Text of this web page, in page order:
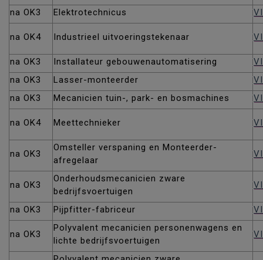
na OK3
Elektrotechnicus
na OK4 Industrieel uitvoeringstekenaar
na OK3 Installateur gebouwenautomatisering
na OK3
Lasser-monteerder
na OK3
Mecanicien tuin-, park- en bosmachines
na OK4 Meettechnieker
na OK3
Omsteller verspaning en Monteerder-
afregelaar
na OK3
Onderhoudsmecanicien zware
bedrijfsvoertuigen
na OK3 Pijpfitter-fabriceur
na OK3
Polyvalent mecanicien personenwagens en
lichte bedrijfsvoertuigen